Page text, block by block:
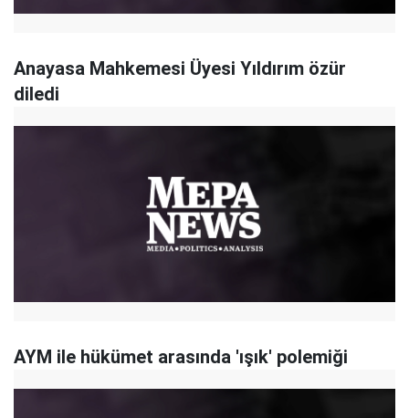
Anayasa Mahkemesi Üyesi Yıldırım özür
diledi
AYM ile hükümet arasında 'ışık' polemiği